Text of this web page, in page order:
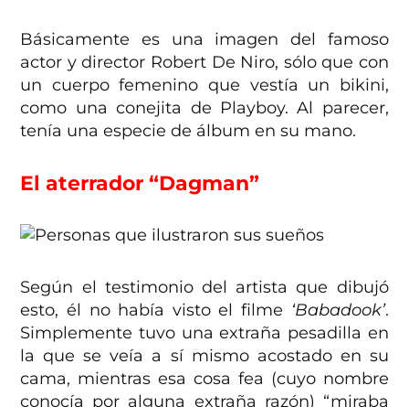
Básicamente es una imagen del famoso
actor y director Robert De Niro, sólo que con
un cuerpo femenino que vestía un bikini,
como una conejita de Playboy. Al parecer,
tenía una especie de álbum en su mano.
El aterrador “Dagman”
Según el testimonio del artista que dibujó
esto, él no había visto el filme ‘Babadook’.
Simplemente tuvo una extraña pesadilla en
la que se veía a sí mismo acostado en su
cama, mientras esa cosa fea (cuyo nombre
conocía por alguna extraña razón) “miraba